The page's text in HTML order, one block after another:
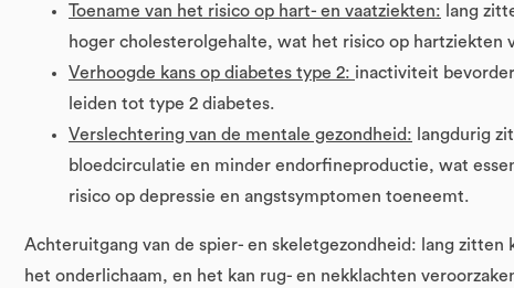
Toename van het risico op hart- en vaatziekten: lang
hoger cholesterolgehalte, wat het risico op hartziekten
Verhoogde kans op diabetes type 2: inactiviteit
leiden tot type 2 diabetes.
Verslechtering van de mentale gezondheid: langdurig
bloedcirculatie en minder endorfineproductie, wat
risico op depressie en angstsymptomen toeneemt.
Achteruitgang van de spier- en skeletgezondheid: lang
het onderlichaam, en het kan rug- en nekklachten